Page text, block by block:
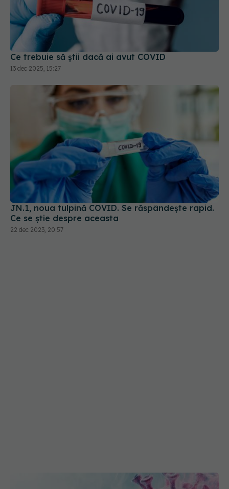
Ce trebuie să știi dacă ai avut COVID
13 dec 2025, 15:27
JN.1, noua tulpină COVID. Se răspândește rapid.
Ce se știe despre aceasta
22 dec 2023, 20:57